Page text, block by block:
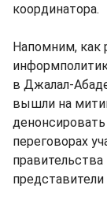
координатора.
Напомним, как
в Джалал-
вышли на
переговорах